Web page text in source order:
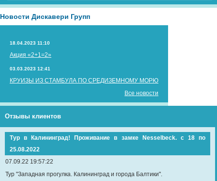
Новости Дискавери Групп
18.04.2023 11:10
Акция «2+1=2»
03.03.2023 12:41
КРУИЗЫ ИЗ СТАМБУЛА ПО СРЕДИЗЕМНОМУ МОРЮ
Все новости
Отзывы клиентов
Тур в Калининград! Проживание в замке Nesselbeck. с 18 по
25.08.2022
07.09.22 19:57:22
Тур "Западная прогулка. Калининград и города Балтики".